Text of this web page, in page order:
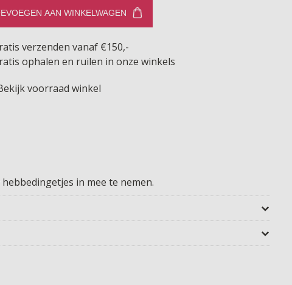
AAN WINKELWAGEN
verzenden vanaf €150,-
ophalen en ruilen in onze winkels
voorraad winkel
in mee te nemen.